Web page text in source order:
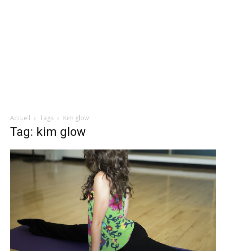
Accueil Tags Kim glow
Tag: kim glow